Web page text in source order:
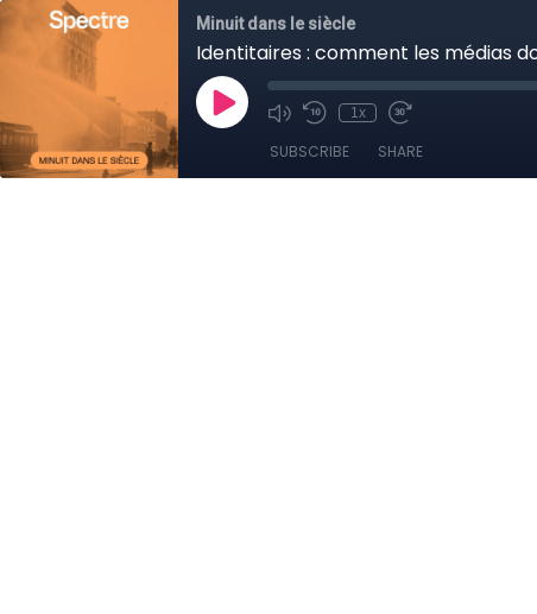
Minuit dans le siècle
Identitaires : comment les médias
1x
SUBSCRIBE SHARE